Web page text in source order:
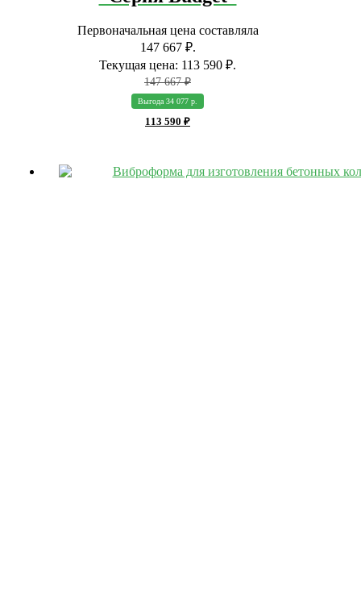
147 667₽
Первоначальная цена составляла
147 667 ₽.
Выгода 34 077 р.
113 590 ₽
Текущая цена: 113 590 ₽.